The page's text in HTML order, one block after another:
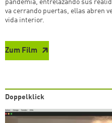
pandemia, entrelazando sus
va cerrando puertas, ellas abren
vida interior.
Zum Film
Doppelklick